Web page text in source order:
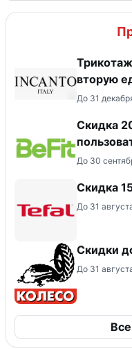
вторую
До 31
​Скидка
До 30
Скидка
До 31
Скидки
До 31